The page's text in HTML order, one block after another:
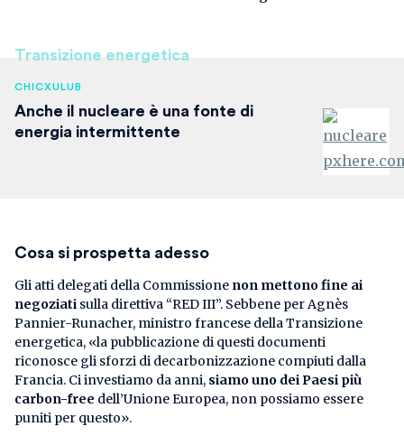
Transizione energetica
CHICXULUB
Anche il nucleare è una fonte di
energia intermittente
Cosa si prospetta adesso
Gli atti delegati della Commissione non mettono fine ai
negoziati sulla direttiva “RED III”. Sebbene per Agnès
Pannier-Runacher, ministro francese della Transizione
energetica, «la pubblicazione di questi documenti
riconosce gli sforzi di decarbonizzazione compiuti dalla
Francia. Ci investiamo da anni, siamo uno dei Paesi più
carbon-free dell’Unione Europea, non possiamo essere
puniti per questo».